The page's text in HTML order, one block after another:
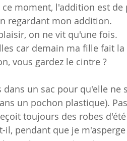
moment, l'addition est de
regardant mon addition.
on ne vit qu'une fois.
car demain ma fille fait
vous gardez le cintre ?
dans un sac pour qu'elle ne
un pochon plastique).
toujours des robes
il, pendant que je